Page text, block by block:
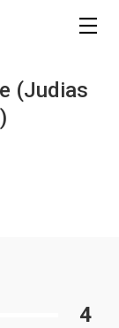
(Judias
4